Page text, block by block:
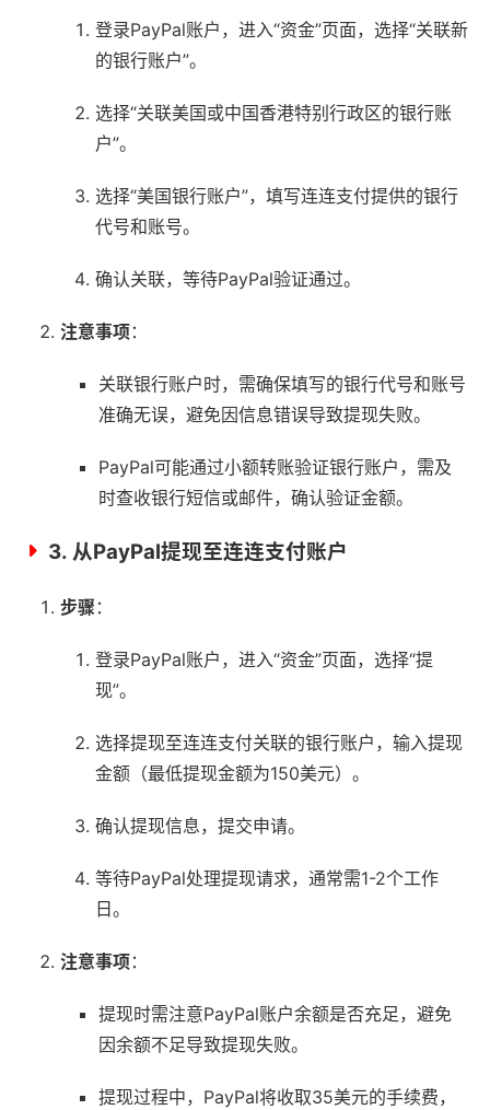
登录PayPal账户，进入“资金”页面，选择“关联新
的银行账户”。
选择“关联美国或中国香港特别行政区的银行账
户”。
选择“美国银行账户”，填写连连支付提供的银行
代号和账号。
确认关联，等待PayPal验证通过。
注意事项：
关联银行账户时，需确保填写的银行代号和账号
准确无误，避免因信息错误导致提现失败。
PayPal可能通过小额转账验证银行账户，需及
时查收银行短信或邮件，确认验证金额。
3. 从PayPal提现至连连支付账户
步骤 ：
登录PayPal账户，进入“资金”页面，选择“提
现”。
选择提现至连连支付关联的银行账户，输入提现
金额（最低提现金额为150美元）。
确认提现信息，提交申请。
等待PayPal处理提现请求，通常需1-2个工作
日。
注意事项：
提现时需注意PayPal账户余额是否充足，避免
因余额不足导致提现失败。
提现过程中，PayPal将收取35美元的手续费，